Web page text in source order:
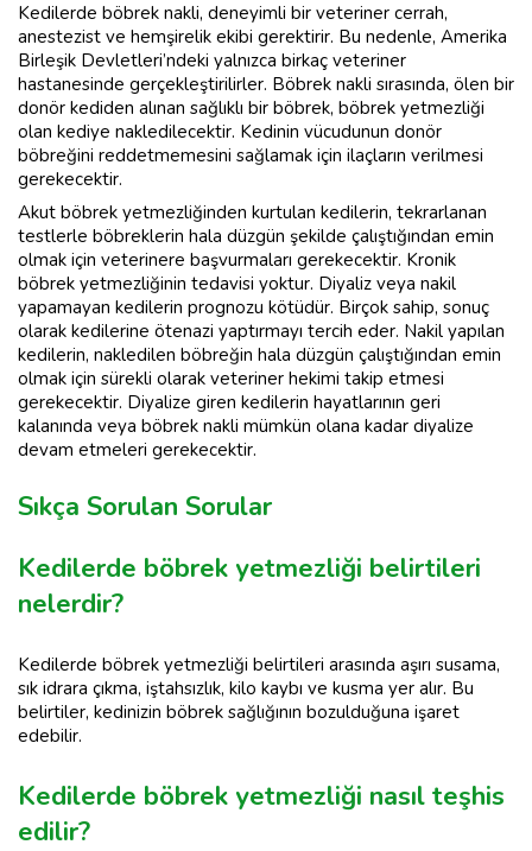
Kedilerde böbrek nakli, deneyimli bir veteriner cerrah,
anestezist ve hemşirelik ekibi gerektirir. Bu nedenle, Amerika
Birleşik Devletleri’ndeki yalnızca birkaç veteriner
hastanesinde gerçekleştirilirler. Böbrek nakli sırasında, ölen bir
donör kediden alınan sağlıklı bir böbrek, böbrek yetmezliği
olan kediye nakledilecektir. Kedinin vücudunun donör
böbreğini reddetmemesini sağlamak için ilaçların verilmesi
gerekecektir.
Akut böbrek yetmezliğinden kurtulan kedilerin, tekrarlanan
testlerle böbreklerin hala düzgün şekilde çalıştığından emin
olmak için veterinere başvurmaları gerekecektir. Kronik
böbrek yetmezliğinin tedavisi yoktur. Diyaliz veya nakil
yapamayan kedilerin prognozu kötüdür. Birçok sahip, sonuç
olarak kedilerine ötenazi yaptırmayı tercih eder. Nakil yapılan
kedilerin, nakledilen böbreğin hala düzgün çalıştığından emin
olmak için sürekli olarak veteriner hekimi takip etmesi
gerekecektir. Diyalize giren kedilerin hayatlarının geri
kalanında veya böbrek nakli mümkün olana kadar diyalize
devam etmeleri gerekecektir.
Sıkça Sorulan Sorular
Kedilerde böbrek yetmezliği belirtileri
nelerdir?
Kedilerde böbrek yetmezliği belirtileri arasında aşırı susama,
sık idrara çıkma, iştahsızlık, kilo kaybı ve kusma yer alır. Bu
belirtiler, kedinizin böbrek sağlığının bozulduğuna işaret
edebilir.
Kedilerde böbrek yetmezliği nasıl teşhis
edilir?